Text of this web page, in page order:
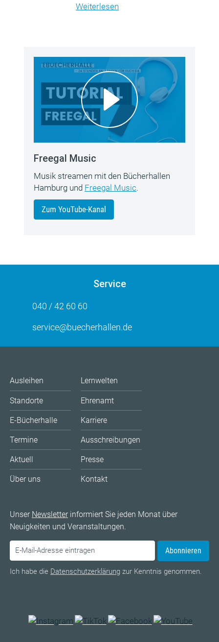
Weiterlesen
Freegal Music
Musik streamen mit den Bücherhallen
Hamburg und Freegal Music.
Zum YouTube-Kanal
Service
040 / 42 60 60
service@buecherhallen.de
Ausleihen
Standorte
E-Bücherhalle
Termine
Aktuell
Über uns
Lernwelten
Ehrenamt
Karriere
Ausschreibungen
Presse
Kontakt
Unser Newsletterinformiert Sie jeden Monat über
Neuigkeiten und Veranstaltungen.
Abonnieren
Ich habe die Datenschutzerklärung zur Kenntnis genommen.